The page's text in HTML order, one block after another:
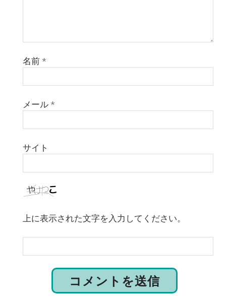
名前*
メール*
サイト
上に表示された文字を入力してください。